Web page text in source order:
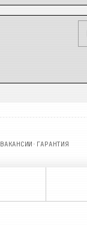
ВАКАНСИИ · ГАРАНТИЯ